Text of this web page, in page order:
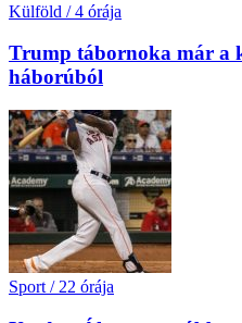
Külföld / 4 órája
Trump tábornoka már a
háborúból
Sport / 22 órája